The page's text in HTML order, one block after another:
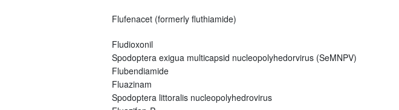
Flufenacet (formerly fluthiamide)
Fludioxonil
Spodoptera exigua multicapsid nucleopolyhedorvirus (SeMNPV)
Flubendiamide
Fluazinam
Spodoptera littoralis nucleopolyhedrovirus